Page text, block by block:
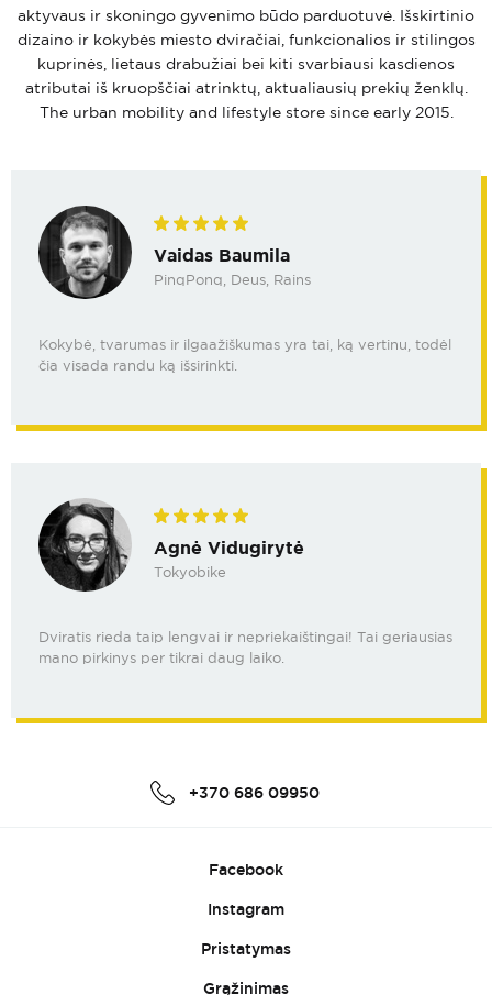
aktyvaus ir skoningo gyvenimo būdo parduotuvė. Išskirtinio
dizaino ir kokybės miesto dviračiai, funkcionalios ir stilingos
kuprinės, lietaus drabužiai bei kiti svarbiausi kasdienos
atributai iš kruopščiai atrinktų, aktualiausių prekių ženklų.
The urban mobility and lifestyle store since early 2015.
Vaidas Baumila
PinqPonq, Deus, Rains
Kokybė, tvarumas ir ilgaažiškumas yra tai, ką vertinu, todėl
čia visada randu ką išsirinkti.
Agnė Vidugirytė
Tokyobike
Dviratis rieda taip lengvai ir nepriekaištingai! Tai geriausias
mano pirkinys per tikrai daug laiko.
+370 686 09950
Facebook
Instagram
Pristatymas
Grąžinimas